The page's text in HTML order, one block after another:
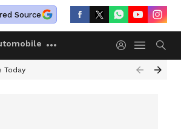
Source
Today